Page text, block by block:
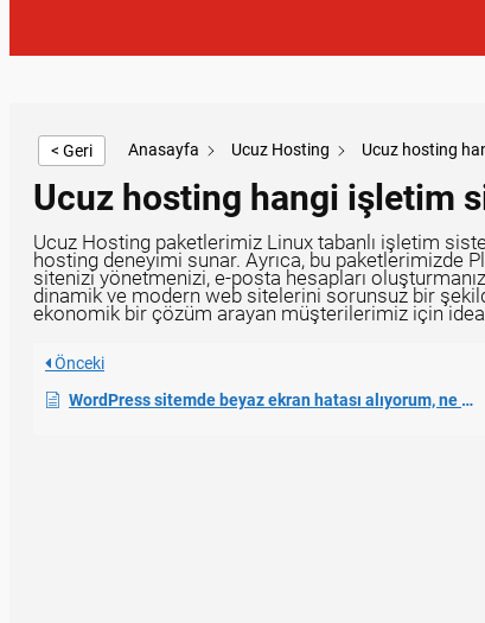
< Geri Anasayfa Ucuz Hosting Ucuz hosting
Ucuz hosting hangi işletim
Ucuz Hosting paketlerimiz Linux tabanlı işletim
hosting deneyimi sunar. Ayrıca, bu paketlerimizde
sitenizi yönetmenizi, e-posta hesapları
dinamik ve modern web sitelerini sorunsuz bir
ekonomik bir çözüm arayan müşterilerimiz için
Önceki
WordPress sitemde beyaz ekran hatası alıyorum, ne yapmalıyım?